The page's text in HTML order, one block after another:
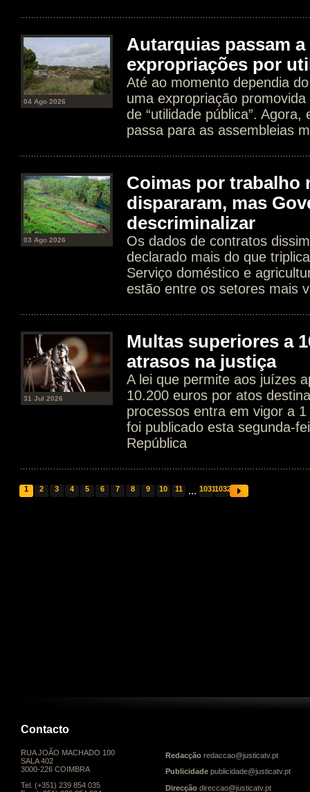
04 Ago 2026
Autarquias passam
expropriações por
Até ao momento dependia
uma expropriação
de “utilidade pública”. Agora,
passa para as assembleias
03 Ago 2026
Coimas por trabalho
dispararam, mas
descriminalizar
Os dados de contratos
declarado mais do que
Serviço doméstico e
estão entre os setores mais
31 Jul 2026
Multas superiores a
atrasos na justiça
A lei que permite aos juízes
10.200 euros por atos
processos entra em vigor a
foi publicado esta segunda-
República
1 2 3 4 5 6 7 8 9 10 11 ... 10311032
Contacto
RUA JOÃO MACHADO 100
SALA 402
3000-226 COIMBRA
Tel. (+351) 239 854 035
Redacção redaccao@justicatv.pt
Publicidade publicidade@justicatv.pt
Direcção direccao@justicatv.pt